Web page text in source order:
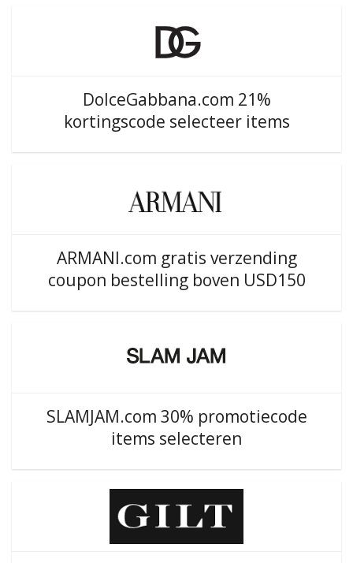
DolceGabbana.com 21%
kortingscode selecteer items
ARMANI.com gratis verzending
coupon bestelling boven USD150
SLAMJAM.com 30% promotiecode
items selecteren